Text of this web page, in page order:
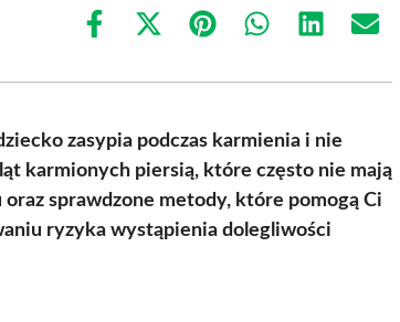
Share
Share
(Twitter)
Share Share Share Share
zasypia podczas karmienia i nie
karmionych piersią, które często nie mają
sprawdzone metody, które pomogą Ci
ryzyka wystąpienia dolegliwości